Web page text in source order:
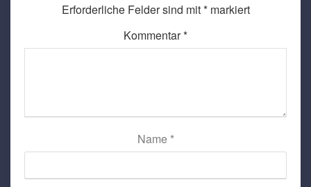
Erforderliche Felder sind mit*markiert
Kommentar*
Name *